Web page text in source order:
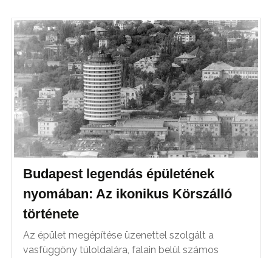
Budapest legendás épületének
nyomában: Az ikonikus Körszálló
története
Az épület megépítése üzenettel szolgált a
vasfüggöny túloldalára, falain belül számos